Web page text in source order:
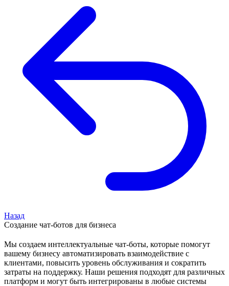
Назад
Cоздание чат-ботов для бизнеса
Мы создаем интеллектуальные чат-боты, которые помогут
вашему бизнесу автоматизировать взаимодействие с
клиентами, повысить уровень обслуживания и сократить
затраты на поддержку. Наши решения подходят для различных
платформ и могут быть интегрированы в любые системы